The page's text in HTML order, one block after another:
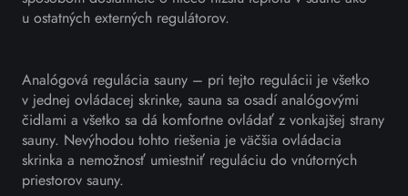
u ostatných externých regulátorov.
Analógová regulácia sauny – pri tejto regulácii je všetko
v jednej ovládacej skrinke, sauna sa osadí analógovými
čidlami a všetko sa dá komfortne ovládať z vonkajšej strany
sauny. Nevýhodou tohto riešenia je väčšia ovládacia
skrinka a nemožnosť umiestniť reguláciu do vnútorných
priestorov sauny.